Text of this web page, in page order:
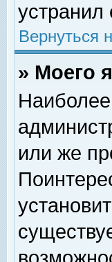
устранил
Вернуться
» Моего
или же